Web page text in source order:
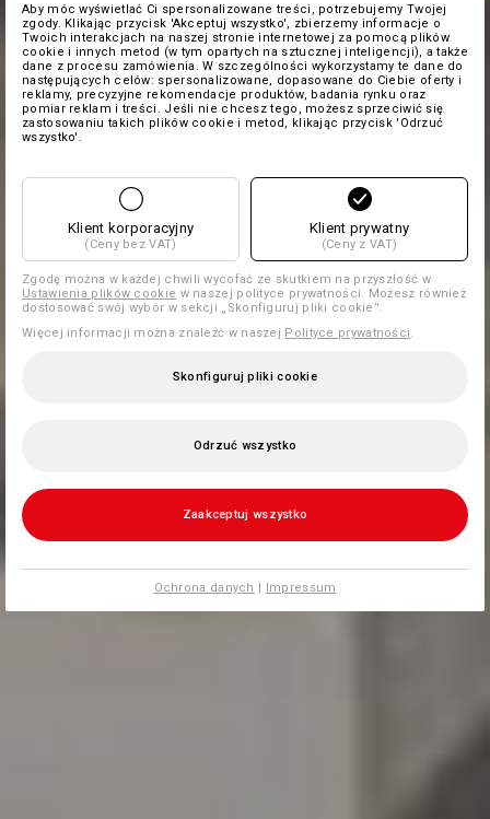
Aby móc wyświetlać Ci spersonalizowane treści, potrzebujemy Twojej
zgody. Klikając przycisk 'Akceptuj wszystko', zbierzemy informacje o
Twoich interakcjach na naszej stronie internetowej za pomocą plików
cookie i innych metod (w tym opartych na sztucznej inteligencji), a także
dane z procesu zamówienia. W szczególności wykorzystamy te dane do
następujących celów: spersonalizowane, dopasowane do Ciebie oferty i
reklamy, precyzyjne rekomendacje produktów, badania rynku oraz
pomiar reklam i treści. Jeśli nie chcesz tego, możesz sprzeciwić się
zastosowaniu takich plików cookie i metod, klikając przycisk 'Odrzuć
wszystko'.
Klient korporacyjny
(Ceny bez VAT)
Klient prywatny
(Ceny z VAT)
Zgodę można w każdej chwili wycofać ze skutkiem na przyszłość w
Ustawienia plików cookie w naszej polityce prywatności. Możesz również
dostosować swój wybór w sekcji „Skonfiguruj pliki cookie”.
Więcej informacji można znaleźć w naszej Polityce prywatności
Skonfiguruj pliki cookie
Odrzuć wszystko
Zaakceptuj wszystko
Ochrona danych | Impressum